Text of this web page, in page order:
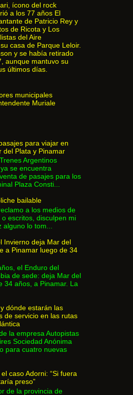
ícono del rock
a los 77 años El
de Patricio Rey y
de Ricota y Los
del Aire
casa de Parque Leloir.
y se había retirado
aunque mantuvo su
últimos días.
municipales
Muriale
para viajar en
del Plata y Pinamar
Argentinos
se encuentra
de pasajes para los
Plaza Consti...
bailable
a los medios de
escritos, disculpen mi
lo tom...
Invierno deja Mar del
a Pinamar luego de 34
el Enduro del
de sede: deja Mar del
34 años, a Pinamar. La
dónde estarán las
de servicio en las rutas
la empresa Autopistas
Sociedad Anónima
para cuatro nuevas
caso Adorni: “Si fuera
preso”
de la provincia de